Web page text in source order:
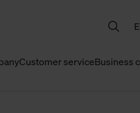
Customer serviceBusiness